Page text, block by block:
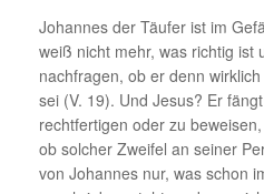
Johannes der Täufer ist im
weiß nicht mehr, was richtig ist
nachfragen, ob er denn
sei (V. 19). Und Jesus? Er
rechtfertigen oder zu
ob solcher Zweifel an seiner
von Johannes nur, was schon